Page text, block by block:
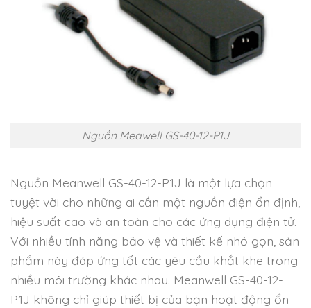
Nguồn Meawell GS-40-12-P1J
Nguồn Meanwell GS-40-12-P1J là một lựa chọn
tuyệt vời cho những ai cần một nguồn điện ổn định,
hiệu suất cao và an toàn cho các ứng dụng điện tử.
Với nhiều tính năng bảo vệ và thiết kế nhỏ gọn, sản
phẩm này đáp ứng tốt các yêu cầu khắt khe trong
nhiều môi trường khác nhau. Meanwell GS-40-12-
P1J không chỉ giúp thiết bị của bạn hoạt động ổn